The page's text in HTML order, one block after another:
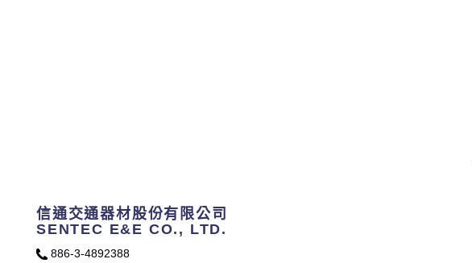
信通交通器材股份有限公司
SENTEC E&E CO., LTD.
886-3-4892388